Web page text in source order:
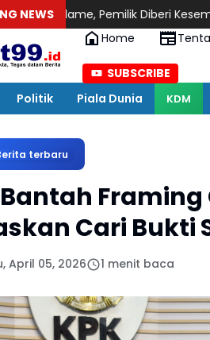
NEWS
Diberi Kesempatan Penuhi
Home
SUBSCRIBE
Politik Piala Dunia KDM
terbaru
Bantah
Cari Bukti
April 05, 2026 1 menit baca